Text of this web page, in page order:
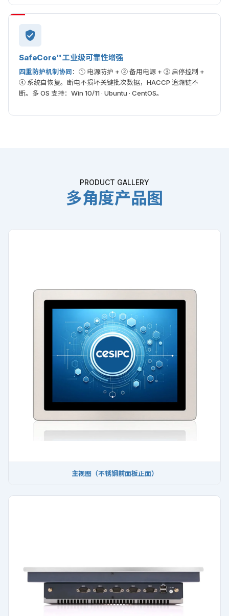
SafeCore™ 工业级可靠性增强
四重防护机制协同：① 电源防护 + ② 备用电源 + ③ 启停控制 +
④ 系统自恢复。断电不损坏关键批次数据，HACCP 追溯链不
断。多 OS 支持：Win 10/11 · Ubuntu · CentOS。
PRODUCT GALLERY
多角度产品图
主视图（不锈钢前面板正面）